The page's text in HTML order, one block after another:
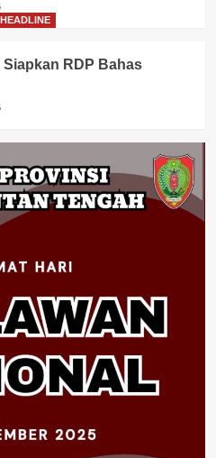
HEADLINE
RDP Bahas